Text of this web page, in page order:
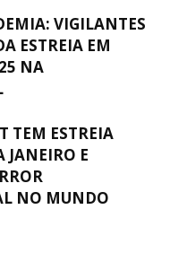
VIGILANTES
ESTREIA EM
NA
TEM ESTREIA
JANEIRO E
NO MUNDO